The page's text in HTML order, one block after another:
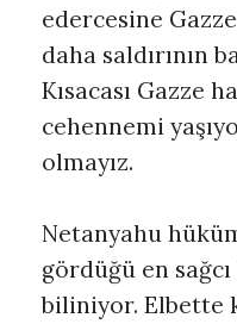
edercesine
daha saldırının
Kısacası Gazze
cehennemi
olmayız.
Netanyahu
gördüğü en
biliniyor. Elbette